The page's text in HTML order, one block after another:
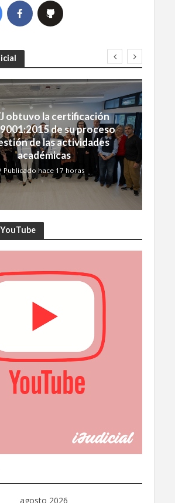
obtuvo la certificación
de su proceso
de las actividades
académicas
Publicado hace 17 horas
agosto 2026